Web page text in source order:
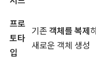
프로
토타
입
기존 객체를 복제
새로운 객체 생성